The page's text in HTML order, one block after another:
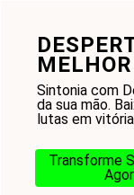
MELHOR
Sintonia com
da sua mão.
lutas em
Transforme
conteúdo
Cristã em Nossas